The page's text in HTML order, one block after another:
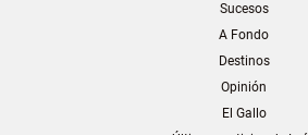
Sucesos
A Fondo
Destinos
Opinión
El Gallo